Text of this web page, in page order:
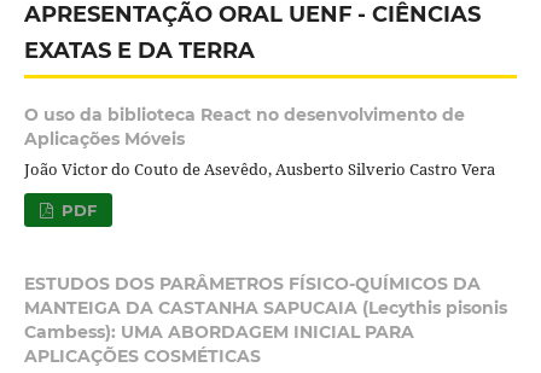
APRESENTAÇÃO ORAL UENF - CIÊNCIAS
EXATAS E DA TERRA
O uso da biblioteca React no desenvolvimento de
Aplicações Móveis
João Victor do Couto de Asevêdo, Ausberto Silverio Castro Vera
PDF
ESTUDOS DOS PARÂMETROS FÍSICO-QUÍMICOS DA
MANTEIGA DA CASTANHA SAPUCAIA (Lecythis pisonis
Cambess): UMA ABORDAGEM INICIAL PARA
APLICAÇÕES COSMÉTICAS